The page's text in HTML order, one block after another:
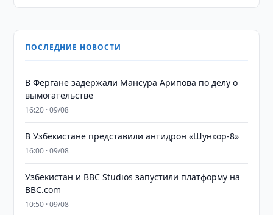
ПОСЛЕДНИЕ НОВОСТИ
В Фергане задержали Мансура Арипова по делу о
вымогательстве
16:20 · 09/08
В Узбекистане представили антидрон «Шункор-8»
16:00 · 09/08
Узбекистан и BBC Studios запустили платформу на
BBC.com
10:50 · 09/08